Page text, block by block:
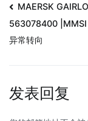
MAERSK
563078400
异常转向
发表回复